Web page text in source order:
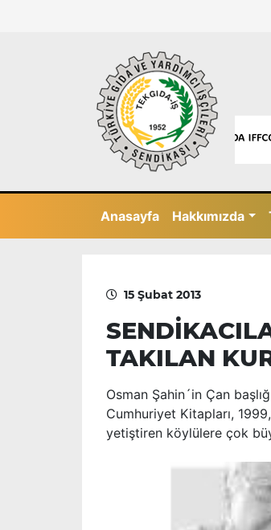
Anasayfa Hakkımızda
15 Şubat 2013
TAKILAN
Osman Şahin´in Çan
Cumhuriyet Kitapları,
yetiştiren köylülere çok